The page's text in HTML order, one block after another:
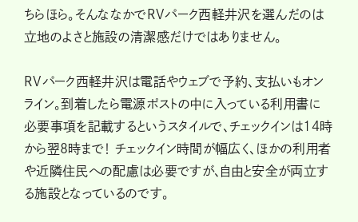
ちらほら。そんななかでRVパーク西軽井沢を選んだのは
立地のよさと施設の清潔感だけではありません。
RVパーク西軽井沢は電話やウェブで予約、支払いもオン
ライン。到着したら電源ポストの中に入っている利用書に
必要事項を記載するというスタイルで、チェックインは14時
から翌8時まで！ チェックイン時間が幅広く、ほかの利用者
や近隣住民への配慮は必要ですが、自由と安全が両立す
る施設となっているのです。